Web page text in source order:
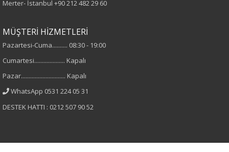
Cinsiyet
Kadın
Truvakar Kol
Merter- İstanbul +90 212 482 29 60
MÜŞTERİ HİZMETLERİ
Pazartesi-Cuma.......... 08:30 - 19:00
Cumartesi.................... Kapalı
Pazar............................. Kapalı
WhatsApp 0531 224 05 31
DESTEK HATTI : 0212 507 90 52